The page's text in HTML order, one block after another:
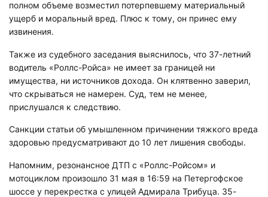
полном объеме возместил потерпевшему материальный
ущерб и моральный вред. Плюс к тому, он принес ему
извинения.
Также из судебного заседания выяснилось, что 37-летний
водитель «Роллс-Ройса» не имеет за границей ни
имущества, ни источников дохода. Он клятвенно заверил,
что скрываться не намерен. Суд, тем не менее,
прислушался к следствию.
Санкции статьи об умышленном причинении тяжкого вреда
здоровью предусматривают до 10 лет лишения свободы.
Напомним, резонансное ДТП с «Роллс-Ройсом» и
мотоциклом произошло 31 мая в 16:59 на Петергофское
шоссе у перекрестка с улицей Адмирала Трибуца. 35-